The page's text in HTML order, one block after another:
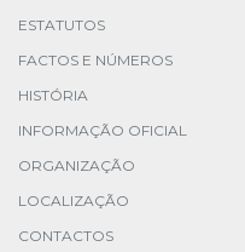
ESTATUTOS
FACTOS E NÚMEROS
HISTÓRIA
INFORMAÇÃO OFICIAL
ORGANIZAÇÃO
LOCALIZAÇÃO
CONTACTOS